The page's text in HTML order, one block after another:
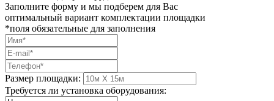
Заполните форму и мы подберем для Вас
оптимальный вариант комплектации площадки
*поля обязательные для заполнения
Размер площадки:
Требуется ли установка оборудования: